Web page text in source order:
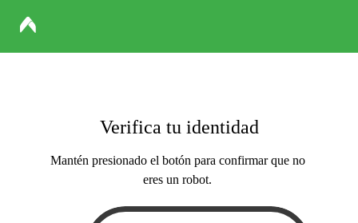
Verifica tu identidad
Mantén presionado el botón para confirmar que no
eres un robot.